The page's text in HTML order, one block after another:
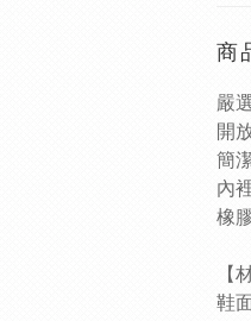
商
嚴
開
簡
內
橡
鞋